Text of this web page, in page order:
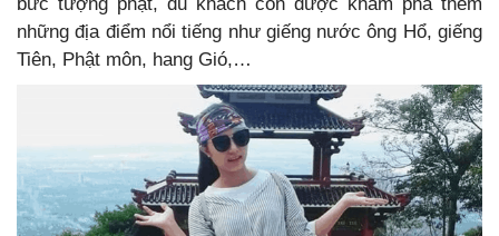
những địa điểm nổi tiếng như giếng nước ông Hổ, giếng
Tiên, Phật môn, hang Gió,…